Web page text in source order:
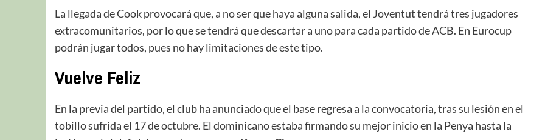
La llegada de Cook provocará que, a no ser que haya alguna salida, el Joventut tendrá tres jugadores
extracomunitarios, por lo que se tendrá que descartar a uno para cada partido de ACB. En Eurocup
podrán jugar todos, pues no hay limitaciones de este tipo.
Vuelve Feliz
En la previa del partido, el club ha anunciado que el base regresa a la convocatoria, tras su lesión en el
tobillo sufrida el 17 de octubre. El dominicano estaba firmando su mejor inicio en la Penya hasta la